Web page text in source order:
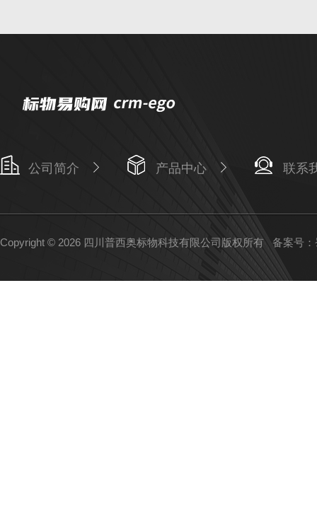
公司简介 产品中心 联系
Copyright © 2026 四川普西奥标物科技有限公司版权所有 备案号：